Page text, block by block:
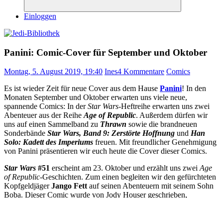
Suchen
Einloggen
Panini: Comic-Cover für September und Oktober
Montag, 5. August 2019, 19:40 Ines4 Kommentare Comics
Es ist wieder Zeit für neue Cover aus dem Hause Panini! In den
Monaten September und Oktober erwarten uns viele neue,
spannende Comics: In derStar Wars-Heftreihe erwarten uns zwei
Abenteuer aus der ReiheAge of Republic. Außerdem dürfen wir
uns auf einen Sammelband zu Thrawn sowie die brandneuen
Sonderbände Star Wars, Band 9: Zerstörte Hoffnung und Han
Solo: Kadett des Imperiums freuen. Mit freundlicher Genehmigung
von Panini präsentieren wir euch heute die Cover dieser Comics.
Star Wars #51 erscheint am 23. Oktober und erzählt uns zweiAge
of Republic-Geschichten. Zum einen begleiten wir den gefürchteten
KopfgeldjägerJango Fettauf seinen Abenteuern mit seinem Sohn
Boba. Dieser Comic wurde von Jody Houser geschrieben,